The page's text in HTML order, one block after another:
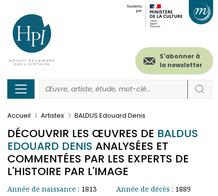
contenu
principal
Menu
secondaire
(header)
S'abonner à
la newsletter
Accueil Artistes BALDUS Edouard Denis
DÉCOUVRIR LES ŒUVRES DE BALDUS
EDOUARD DENIS ANALYSÉES ET
COMMENTÉES PAR LES EXPERTS DE
L'HISTOIRE PAR L'IMAGE
Année de naissance : 1813
Année de décès : 1889